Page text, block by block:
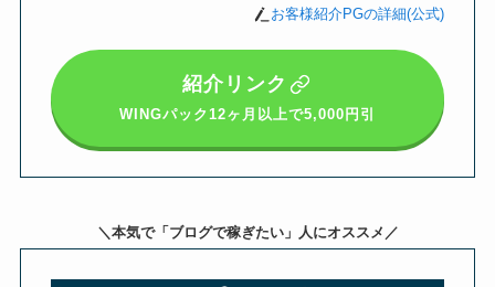
お客様紹介PGの詳細(公式)
紹介リンク
WINGパック12ヶ月以上で5,000円引
＼本気で「ブログで稼ぎたい」人にオススメ／